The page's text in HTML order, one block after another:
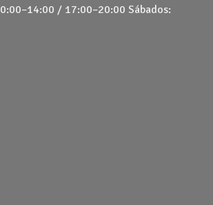
/ 17:00–20:00 Sábados: